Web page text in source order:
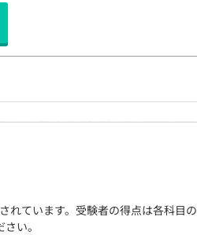
れています。受験者の得点は各科目の
い。